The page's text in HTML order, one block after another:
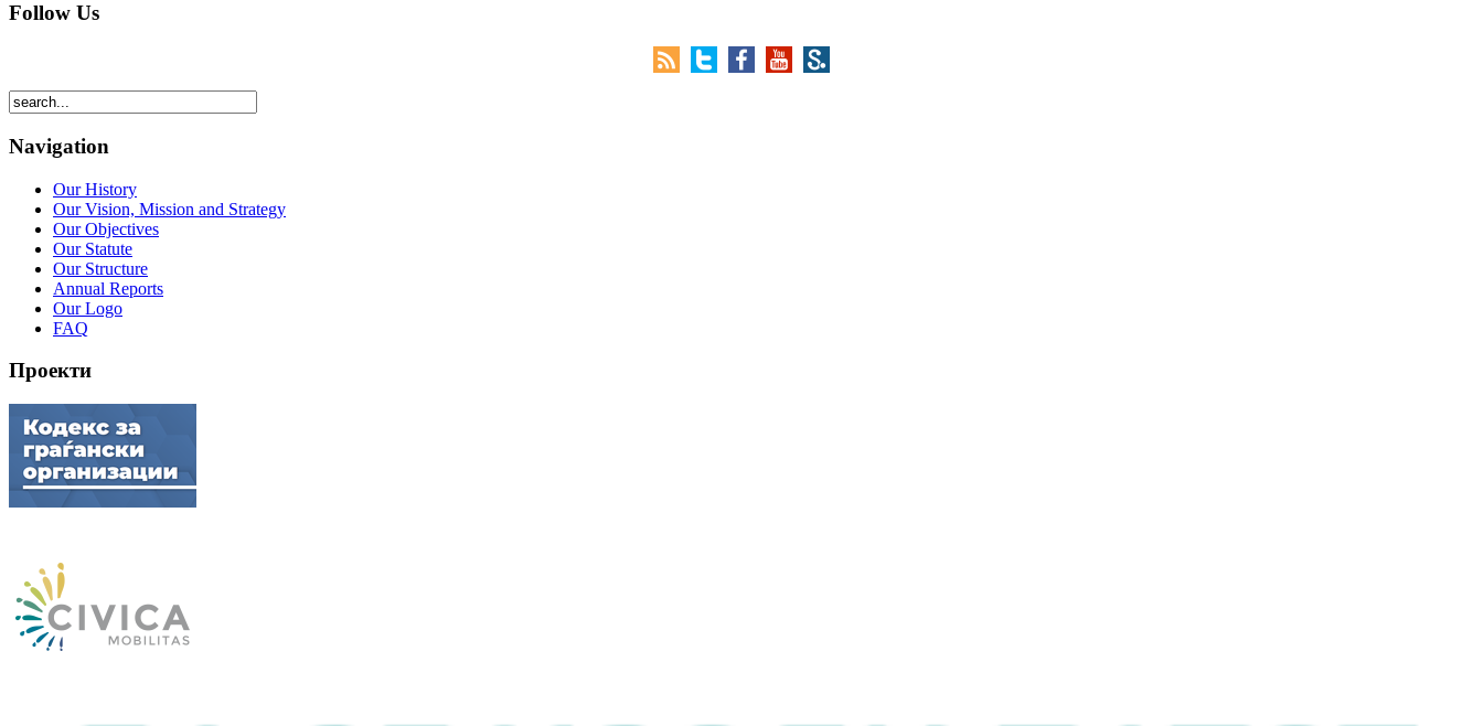
Follow Us
Navigation
Our History
Our Vision, Mission and Strategy
Our Objectives
Our Statute
Our Structure
Annual Reports
Our Logo
FAQ
Проекти